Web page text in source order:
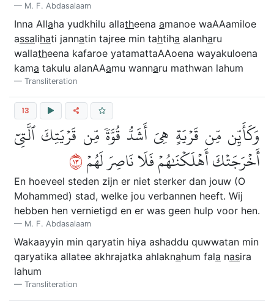
M. F. Abdasalaam
Inna Allaha yudkhilu allatheena amanoe waAAamiloe
assalihati jannatin tajree min tahtiha alanharu
wallatheena kafaroe yatamattaAAoena wayakuloena
kama takulu alanAAamu wannaru mathwan lahum
Transliteration
13
وَكَأَيِّن مِّن قَرۡيَةٍ هِيَ أَشَدُّ قُوَّةٗ مِّن قَرۡيَتِكَ ٱلَّتِيٓ
أَخۡرَجَتۡكَ أَهۡلَكۡنَٰهُمۡ فَلَا نَاصِرَ لَهُمۡ٣١
En hoeveel steden zijn er niet sterker dan jouw (O
Mohammed) stad, welke jou verbannen heeft. Wij
hebben hen vernietigd en er was geen hulp voor hen.
M. F. Abdasalaam
Wakaayyin min qaryatin hiya ashaddu quwwatan min
qaryatika allatee akhrajatka ahlaknahum fala nasira
lahum
Transliteration